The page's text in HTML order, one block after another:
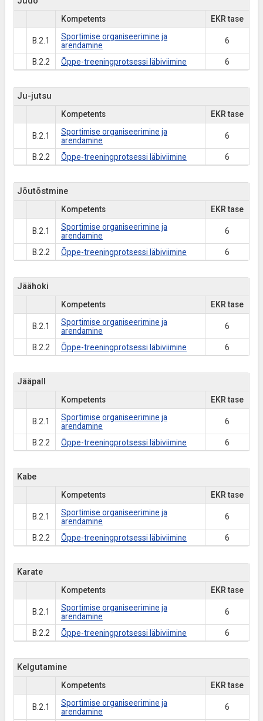
Kompetents EKR tase
B.2.1
Sportimise organiseerimine ja
arendamine
6
B.2.2 Õppe-treeningprotsessi läbiviimine 6
Ju-jutsu
Kompetents EKR tase
B.2.1
Sportimise organiseerimine ja
arendamine
6
B.2.2 Õppe-treeningprotsessi läbiviimine 6
Jõutõstmine
Kompetents EKR tase
B.2.1
Sportimise organiseerimine ja
arendamine
6
B.2.2 Õppe-treeningprotsessi läbiviimine 6
Jäähoki
Kompetents EKR tase
B.2.1
Sportimise organiseerimine ja
arendamine
6
B.2.2 Õppe-treeningprotsessi läbiviimine 6
Jääpall
Kompetents EKR tase
B.2.1
Sportimise organiseerimine ja
arendamine
6
B.2.2 Õppe-treeningprotsessi läbiviimine 6
Kabe
Kompetents EKR tase
B.2.1
Sportimise organiseerimine ja
arendamine
6
B.2.2 Õppe-treeningprotsessi läbiviimine 6
Karate
Kompetents EKR tase
B.2.1
Sportimise organiseerimine ja
arendamine
6
B.2.2 Õppe-treeningprotsessi läbiviimine 6
Kelgutamine
Kompetents EKR tase
B.2.1
Sportimise organiseerimine ja
arendamine
6